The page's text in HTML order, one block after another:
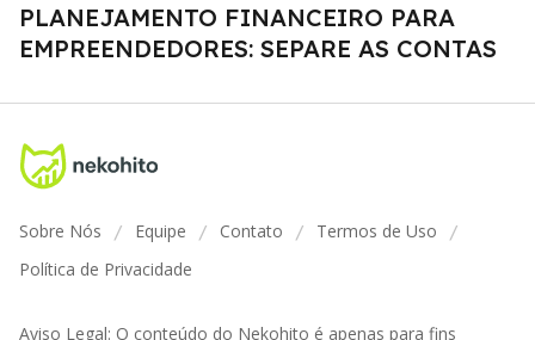
PLANEJAMENTO FINANCEIRO PARA
EMPREENDEDORES: SEPARE AS CONTAS
Sobre Nós / Equipe / Contato / Termos de Uso /
Política de Privacidade
Aviso Legal: O conteúdo do Nekohito é apenas para fins